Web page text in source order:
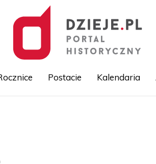
Postacie Kalendaria